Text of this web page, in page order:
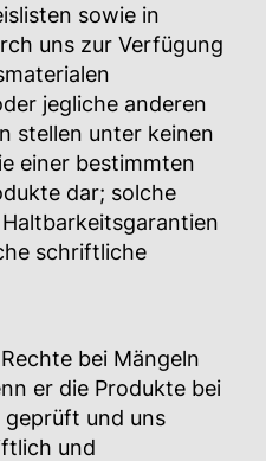
sowie in
uns zur Verfügung
jegliche anderen
stellen unter keinen
einer bestimmten
dar; solche
schriftliche
bei Mängeln
er die Produkte bei
geprüft und uns
und